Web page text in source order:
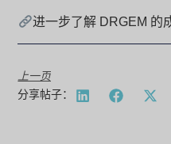
进一步了解 DRGEM 的
上一页
分享帖子：